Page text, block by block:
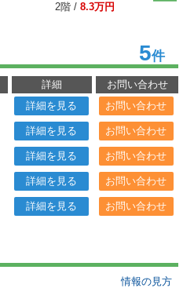
2階 / 8.3万円
5件
詳細
お問い合わせ
詳細を見る お問い合わせ
詳細を見る お問い合わせ
詳細を見る お問い合わせ
詳細を見る お問い合わせ
詳細を見る お問い合わせ
情報の見方